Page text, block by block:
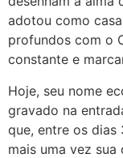
adotou como
profundos com o
constante e
Hoje, seu nome
gravado na
que, entre os dias
mais uma vez